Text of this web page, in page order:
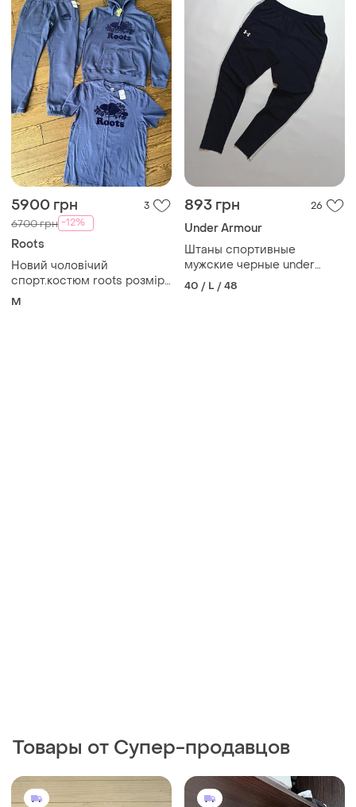
5900 грн 3
6700 грн -12%
Roots
Новий чоловічий
спорт.костюм roots розмір
м куплений в канаді
M
893 грн 26
Under Armour
Штаны спортивные
мужские черные under
armour размер – l
40 / L / 48
Товары от Супер-продавцов